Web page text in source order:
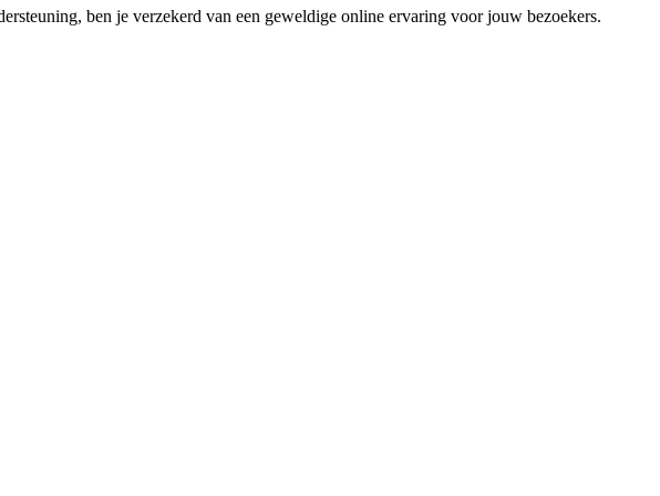
ben je verzekerd van een geweldige online ervaring voor jouw bezoekers.